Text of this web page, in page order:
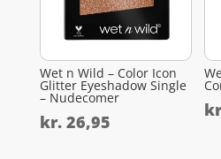
Wet n Wild – Color Icon
Glitter Eyeshadow Single
– Nudecomer
kr.26,95